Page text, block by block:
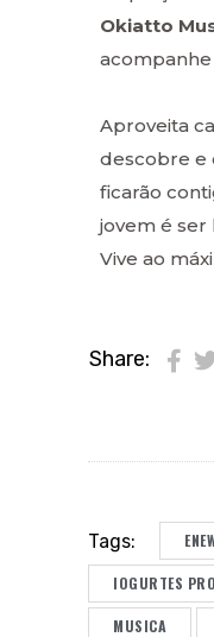
Okiatto
Aproveita
descobre e
ficarão
jovem é ser
Vive ao
Share:
Tags:
IOGURTES
MUSICA